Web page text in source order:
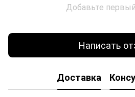
Добавьте
Написать
Доставка